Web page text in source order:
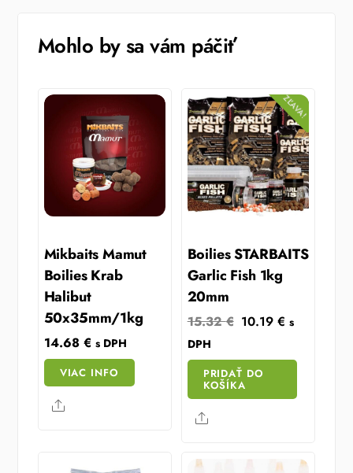
Mohlo by sa vám páčiť
Mikbaits Mamut
Boilies Krab
Halibut
50x35mm/1kg
14.68 € s DPH
VIAC INFO
Share
ZĽAVA!
Boilies STARBAITS
Garlic Fish 1kg
20mm
15.32€ Original
was:
15.32 €.
10.19€ Current
is:
s
DPH
PRIDAŤ DO
KOŠÍKA
Share